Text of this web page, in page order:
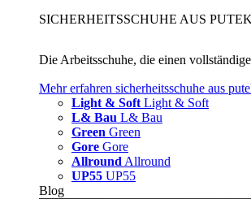
SICHERHEITSSCHUHE AUS
Die Arbeitsschuhe, die einen
Mehr erfahren sicherheitsschuhe aus
Light & Soft Light & Soft
L& Bau L& Bau
Green Green
Gore Gore
Allround Allround
UP55 UP55
Blog